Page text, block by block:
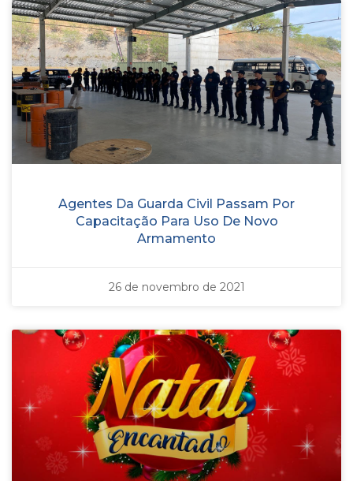
Agentes Da Guarda Civil Passam Por
Capacitação Para Uso De Novo
Armamento
26 de novembro de 2021